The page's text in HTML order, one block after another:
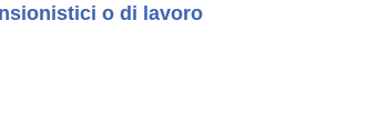
o di lavoro